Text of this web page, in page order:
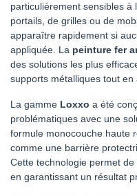
particulièrement sensibles à
portails, de grilles ou de
apparaître rapidement si
appliquée. La peinture fer
des solutions les plus
supports métalliques tout
La gamme Loxxo a été
problématiques avec une
formule monocouche haute
comme une barrière
Cette technologie permet
en garantissant un résultat